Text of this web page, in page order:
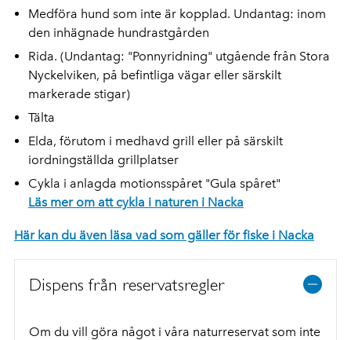
Medföra hund som inte är kopplad. Undantag: inom
den inhägnade hundrastgården
Rida. (Undantag: "Ponnyridning" utgående från Stora
Nyckelviken, på befintliga vägar eller särskilt
markerade stigar)
Tälta
Elda, förutom i medhavd grill eller på särskilt
iordningställda grillplatser
Cykla i anlagda motionsspåret "Gula spåret"
Läs mer om att cykla i naturen i Nacka
Här kan du även läsa vad som gäller för fiske i Nacka
Dispens från reservatsregler
Om du vill göra något i våra naturreservat som inte